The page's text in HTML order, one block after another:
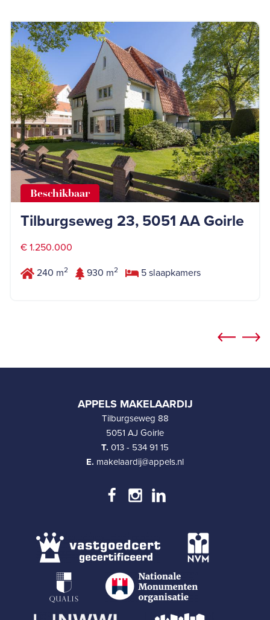
Beschikbaar
Tilburgseweg 23, 5051 AA Goirle
€ 1.250.000
240 m2 930 m2 5 slaapkamers
APPELS MAKELAARDIJ
Tilburgseweg 88
5051 AJ Goirle
T. 013 - 534 91 15
E. makelaardij@appels.nl